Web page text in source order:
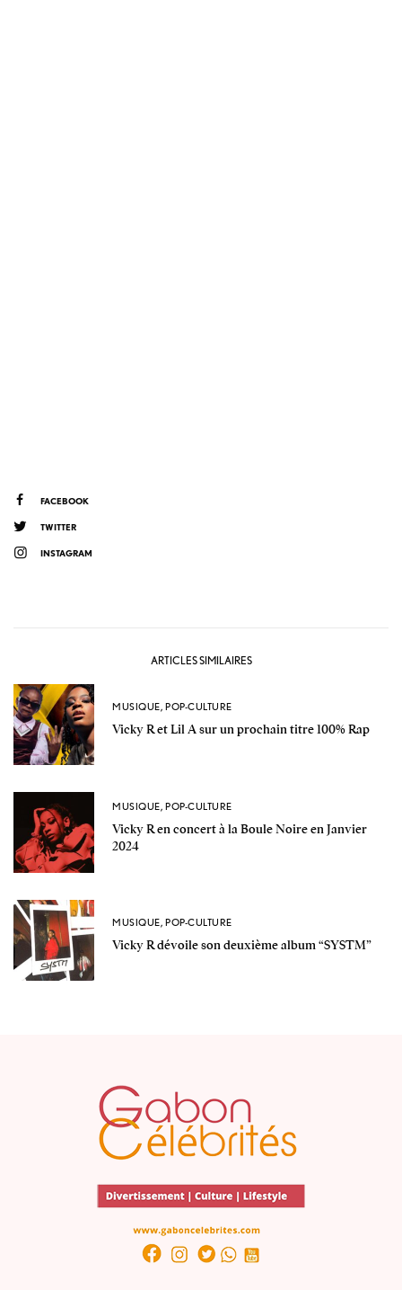
FACEBOOK
TWITTER
INSTAGRAM
ARTICLES SIMILAIRES
MUSIQUE, POP-CULTURE
Vicky R et Lil A sur un prochain titre 100% Rap
MUSIQUE, POP-CULTURE
Vicky R en concert à la Boule Noire en Janvier
2024
MUSIQUE, POP-CULTURE
Vicky R dévoile son deuxième album “SYSTM”